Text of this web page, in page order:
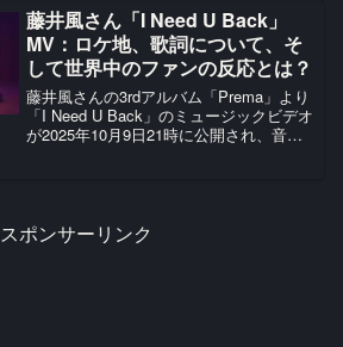
いますが、実は髭なしの姿も非常に注目
を集めてい...
藤井風 さん「I Need U Back」
MV：ロケ地 、歌詞 について、そ
して世界中のファンの反応とは？
藤井風さんの3rdアルバム「Prema」より
「I Need U Back」のミュージックビデオ
が2025年10月9日21時に公開され、音楽
スポンサーリンク